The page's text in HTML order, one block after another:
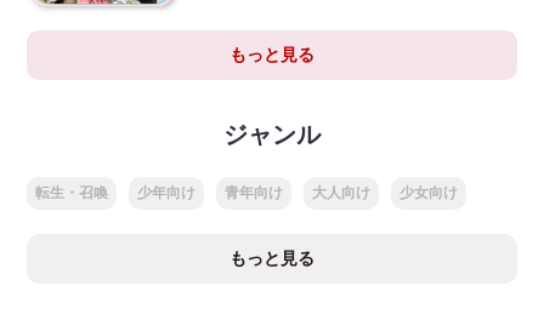
もっと見る
ジャンル
転生・召喚 少年向け 青年向け 大人向け 少女向け
もっと見る